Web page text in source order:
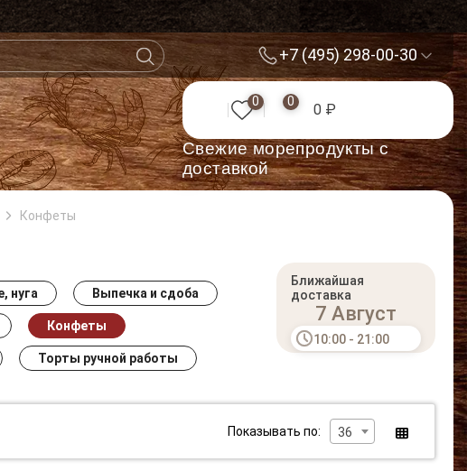
+7 (495) 298-00-30
0 0 0 ₽
Cвежие морепродукты с
доставкой
Конфеты
нуга Выпечка и сдоба
Конфеты
Торты ручной работы
Ближайшая
доставка
7 Август
10:00 - 21:00
Показывать по: 36